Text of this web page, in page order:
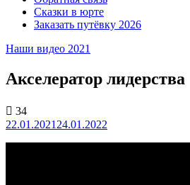
Сказки в юрте
Заказать путёвку 2026
Наши видео 2021
Акселератор лидерства
34
22.01.2021 24.01.2022